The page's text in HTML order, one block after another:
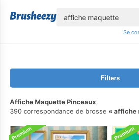
Se
Filters
Affiche Maquette Pinceaux
390 correspondance de brosse
affiche